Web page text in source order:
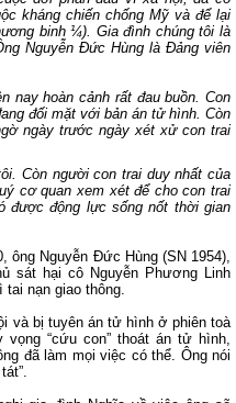
kháng chiến chống Mỹ và để lại
binh ¼). Gia đình chúng tôi là
Nguyễn Đức Hùng là Đảng viên
nay hoàn cảnh rất đau buồn. Con
đối mặt với bản án tử hình. Còn
ngày trước ngày xét xử con trai
Còn người con trai duy nhất của
cơ quan xem xét để cho con trai
được động lực sống nốt thời gian
ông Nguyễn Đức Hùng (SN 1954),
sát hại cô Nguyễn Phương Linh
nạn giao thông.
và bị tuyên án tử hình ở phiên toà
“cứu con” thoát án tử hình,
đã làm mọi việc có thể. Ông nói